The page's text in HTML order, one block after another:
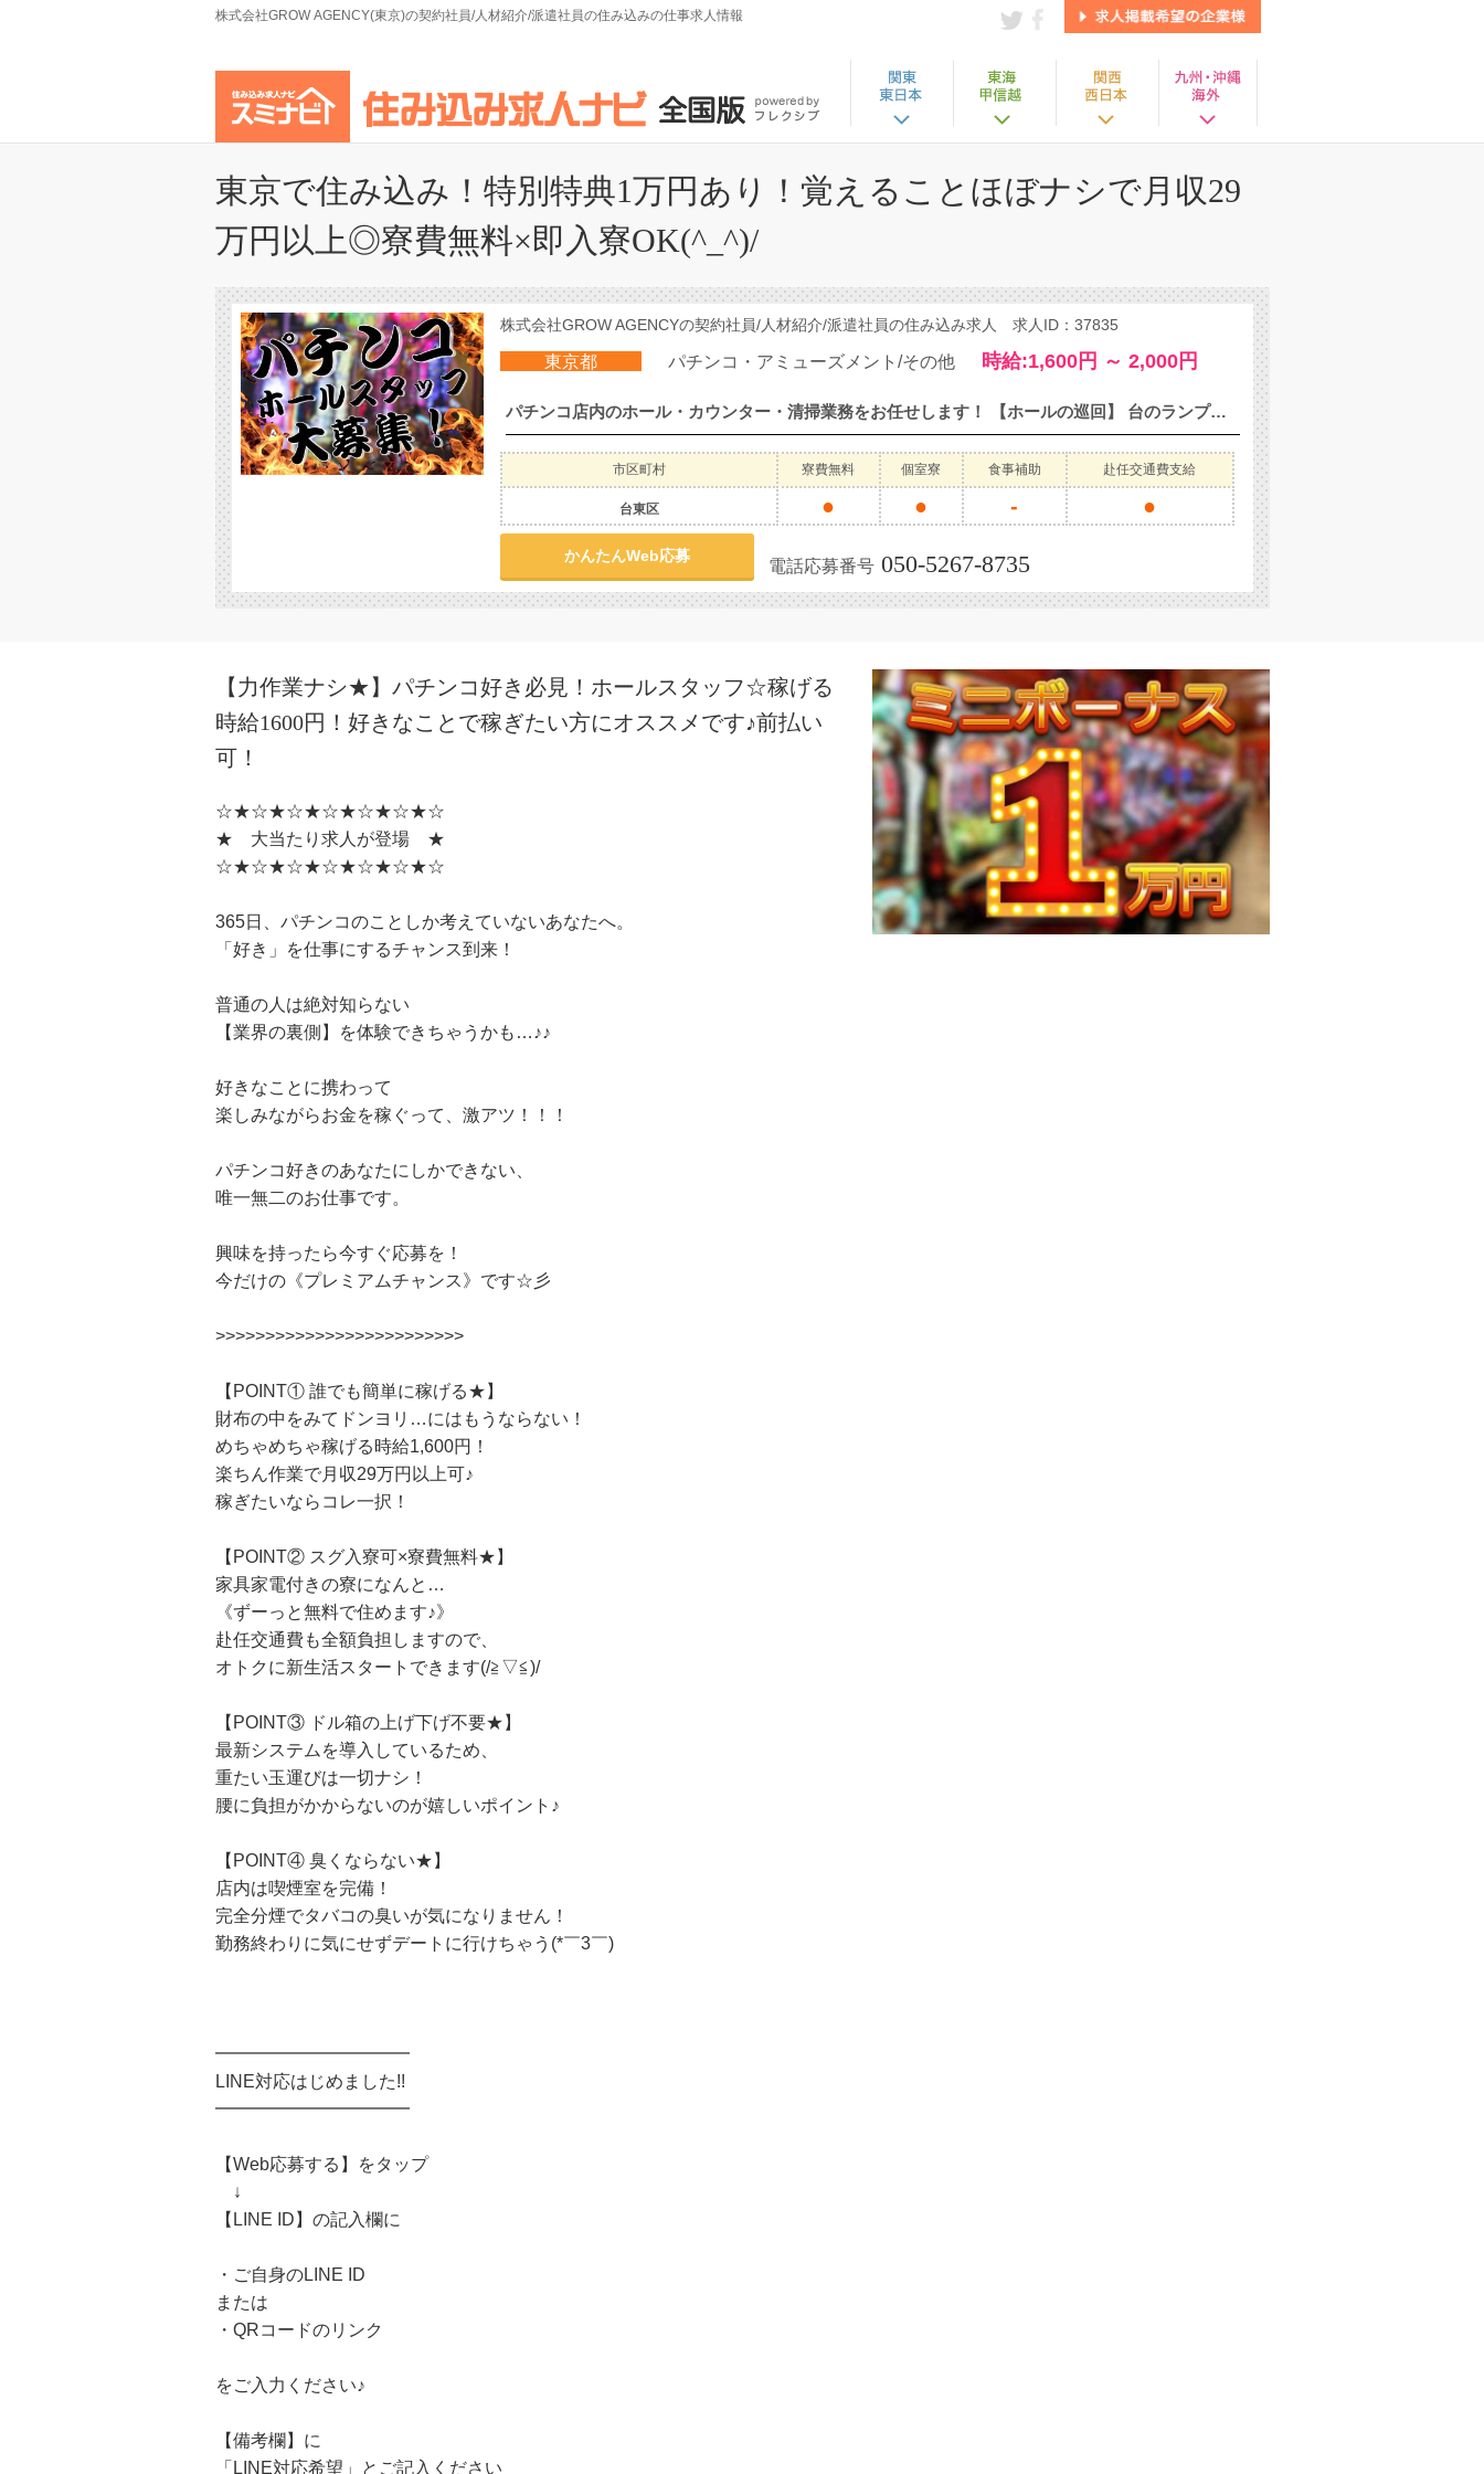
株式会社GROW AGENCY(東京)の契約社員/人材紹介/派遣社員の住み込みの仕事求人情報
東京で住み込み！特別特典1万円あり！覚えることほぼナシで月収29
万円以上◎寮費無料×即入寮OK(^_^)/
株式会社GROW AGENCYの契約社員/人材紹介/派遣社員の住み込み求人 求人ID：37835
東京都 パチンコ・アミューズメント/その他 時給:1,600円 ～ 2,000円
パチンコ店内のホール・カウンター・清掃業務をお任せします！ 【ホールの巡回】 台のランプが点灯したお客さまのもとへ！ ご用件を聞いて対応します！ 【カウンター業務】 お客さまの出玉と景品の交換や、 商品の補充・管理をします！ 【店内の清掃】 気持ちよくお店に来てもらえるよう、 店内をピカピカにします★ 《パチンコのこと全く分からない！》 《お店にも入ったことない！》 そんな方でも問題ナシ♪(^∇^*) 機械についての基礎知識、接客の仕方など 社員みんなで新人さんをフォローするので、 安心してスタートすることができます♪ 知識が全くないという方も多数活躍中！ ◎全国に多数店舗があります！ ◎ドル箱運び不要！ ◎好きなことでお金を稼げる！ ◎初期費用不要！ずーっと寮費無料でお得♪ ◎カバン1つで住める家具家電付きの寮完備！ ◎稼げる高時給1,600円スタート
市区町村 寮費無料 個室寮 食事補助 赴任交通費支給
台東区 ● ● - ●
かんたんWeb応募
電話応募番号 050-5267-8735
【力作業ナシ★】パチンコ好き必見！ホールスタッフ☆稼げる
時給1600円！好きなことで稼ぎたい方にオススメです♪前払い
可！
☆★☆★☆★☆★☆★☆★☆
★ 大当たり求人が登場 ★
☆★☆★☆★☆★☆★☆★☆
365日、パチンコのことしか考えていないあなたへ。
「好き」を仕事にするチャンス到来！
普通の人は絶対知らない
【業界の裏側】を体験できちゃうかも…♪♪
好きなことに携わって
楽しみながらお金を稼ぐって、激アツ！！！
パチンコ好きのあなたにしかできない、
唯一無二のお仕事です。
興味を持ったら今すぐ応募を！
今だけの《プレミアムチャンス》です☆彡
>>>>>>>>>>>>>>>>>>>>>>>>>
【POINT① 誰でも簡単に稼げる★】
財布の中をみてドンヨリ…にはもうならない！
めちゃめちゃ稼げる時給1,600円！
楽ちん作業で月収29万円以上可♪
稼ぎたいならコレ一択！
【POINT② スグ入寮可×寮費無料★】
家具家電付きの寮になんと…
《ずーっと無料で住めます♪》
赴任交通費も全額負担しますので、
オトクに新生活スタートできます(/≧▽≦)/
【POINT③ ドル箱の上げ下げ不要★】
最新システムを導入しているため、
重たい玉運びは一切ナシ！
腰に負担がかからないのが嬉しいポイント♪
【POINT④ 臭くならない★】
店内は喫煙室を完備！
完全分煙でタバコの臭いが気になりません！
勤務終わりに気にせずデートに行けちゃう(*￣3￣)
━━━━━━━━━━━
LINE対応はじめました!!
━━━━━━━━━━━
【Web応募する】をタップ
↓
【LINE ID】の記入欄に
・ご自身のLINE ID
または
・QRコードのリンク
をご入力ください♪
【備考欄】に
「LINE対応希望」とご記入ください